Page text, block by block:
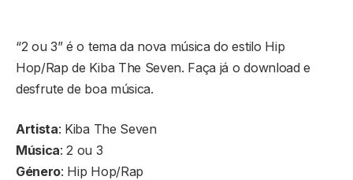
“2 ou 3” é o tema da nova música do estilo Hip
Hop/Rap de Kiba The Seven. Faça já o download e
desfrute de boa música.
Artista: Kiba The Seven
Música: 2 ou 3
Género: Hip Hop/Rap